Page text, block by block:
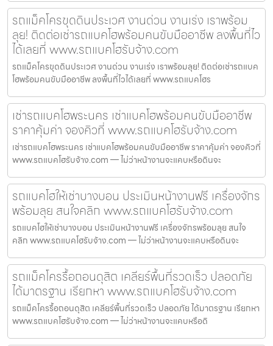
รถแม็คโครขุดดินประเวศ งานด่วน งานเร่ง เราพร้อม
ลุย! ติดต่อเช่ารถแบคโฮพร้อมคนขับมืออาชีพ ลงพื้นที่ไว
ได้เลยที่ www.รถแบคโฮรับจ้าง.com
รถแม็คโครขุดดินประเวศ งานด่วน งานเร่ง เราพร้อมลุย! ติดต่อเช่ารถแบค
โฮพร้อมคนขับมืออาชีพ ลงพื้นที่ไวได้เลยที่ www.รถแบคโฮร
เช่ารถแบคโฮพระนคร เช่าแบคโฮพร้อมคนขับมืออาชีพ
ราคาคุ้มค่า จองคิวที่ www.รถแบคโฮรับจ้าง.com
เช่ารถแบคโฮพระนคร เช่าแบคโฮพร้อมคนขับมืออาชีพ ราคาคุ้มค่า จองคิวที่
www.รถแบคโฮรับจ้าง.com — ไม่ว่าหน้างานจะแคบหรือดินจะ
รถแบคโฮให้เช่าบางบอน ประเมินหน้างานฟรี เครื่องจักร
พร้อมลุย สนใจคลิก www.รถแบคโฮรับจ้าง.com
รถแบคโฮให้เช่าบางบอน ประเมินหน้างานฟรี เครื่องจักรพร้อมลุย สนใจ
คลิก www.รถแบคโฮรับจ้าง.com — ไม่ว่าหน้างานจะแคบหรือดินจะ
รถแม็คโครรื้อถอนดุสิต เคลียร์พื้นที่รวดเร็ว ปลอดภัย
ได้มาตรฐาน เรียกหา www.รถแบคโฮรับจ้าง.com
รถแม็คโครรื้อถอนดุสิต เคลียร์พื้นที่รวดเร็ว ปลอดภัย ได้มาตรฐาน เรียกหา
www.รถแบคโฮรับจ้าง.com — ไม่ว่าหน้างานจะแคบหรือดิ